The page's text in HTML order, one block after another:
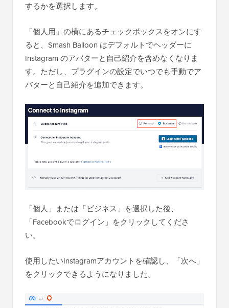
するかを選択します。
「個人用」の横にあるチェックボックスをオンにす
ると、Smash Balloon はデフォルトでヘッダーに
Instagram のアバターと自己紹介を含めなくなりま
す。ただし、プラグインの設定でいつでも手動でア
バターと自己紹介を追加できます。
「個人」または「ビジネス」を選択した後、
「Facebookでログイン」をクリックしてくださ
い。
使用したいInstagramアカウントを確認し、「次へ」
をクリックできるようになりました。